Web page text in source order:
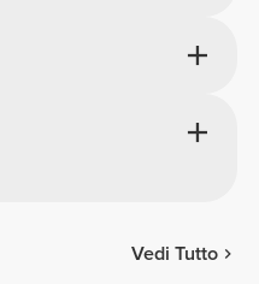
Vedi Tutto